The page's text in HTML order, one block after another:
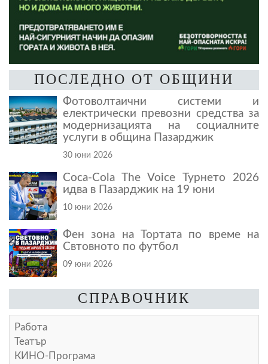
ПОСЛЕДНО ОТ ОБЩИНИ
Фотоволтаични системи и
електрически превозни средства за
модернизацията на социалните
услуги в община Пазарджик
30 юни 2026
Coca-Cola The Voice Турнето 2026
идва в Пазарджик на 19 юни
10 юни 2026
Фен зона на Тортата по време на
Свтовното по футбол
09 юни 2026
СПРАВОЧНИК
Работа
Театър
КИНО-Програма